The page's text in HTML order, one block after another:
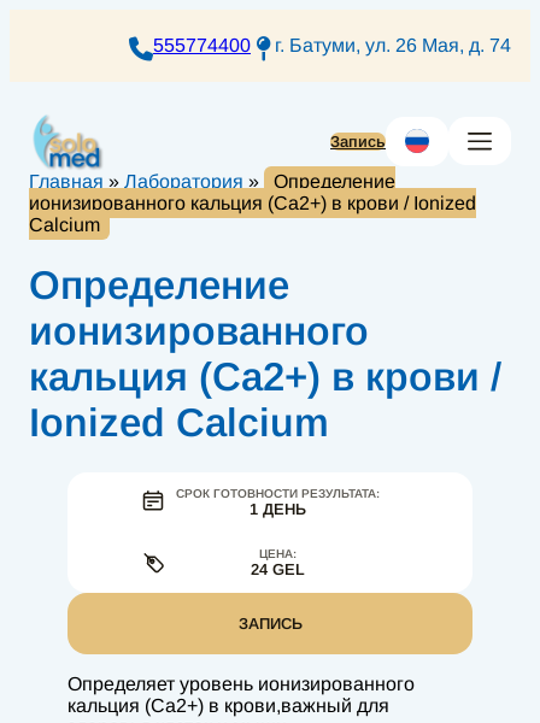
555774400 г. Батуми, ул. 26 Мая, д. 74
Запись
Главная » Лаборатория »
Определение
ионизированного кальция (Ca2+) в крови / Ionized
Calcium
Определение
ионизированного
кальция (Ca2+) в крови /
Ionized Calcium
Определяет уровень ионизированного
кальция (Ca2+) в крови,важный для
СРОК ГОТОВНОСТИ РЕЗУЛЬТАТА:
1 ДЕНЬ
ЦЕНА:
24 GEL
ЗАПИСЬ